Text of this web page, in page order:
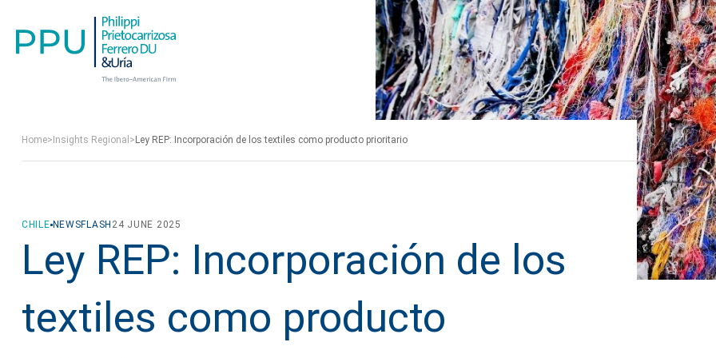
Home> Insights Regional > Ley REP: Incorporación de los textiles como producto prioritario
CHILE NEWSFLASH 24 JUNE 2025
Ley REP: Incorporación de los
textiles como producto